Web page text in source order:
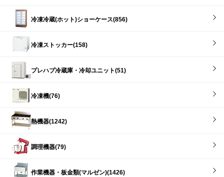
冷凍冷蔵(ホット)ショーケース(856)
冷凍ストッカー(158)
プレハブ冷蔵庫・冷却ユニット(51)
冷凍機(76)
熱機器(1242)
調理機器(79)
作業機器・板金類(マルゼン)(1426)